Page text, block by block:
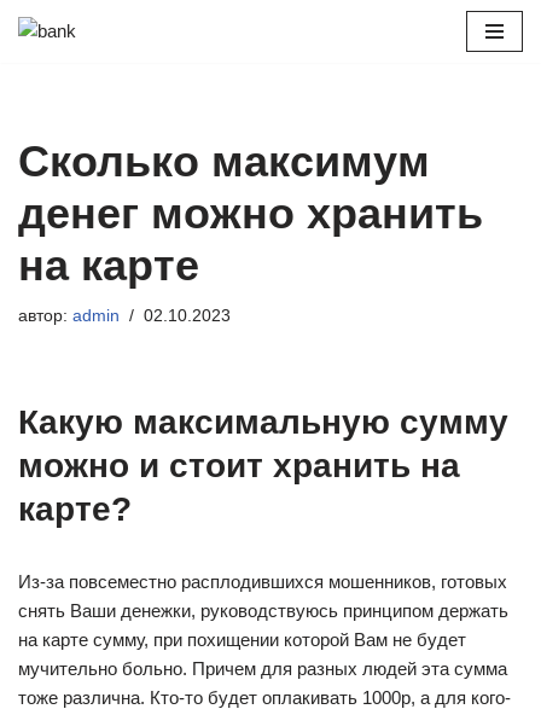
Сколько максимум
денег можно хранить
на карте
автор: admin 02.10.2023
Какую максимальную сумму
можно и стоит хранить на
карте?
Из-за повсеместно расплодившихся мошенников, готовых
снять Ваши денежки, руководствуюсь принципом держать
на карте сумму, при похищении которой Вам не будет
мучительно больно. Причем для разных людей эта сумма
тоже различна. Кто-то будет оплакивать 1000р, а для кого-